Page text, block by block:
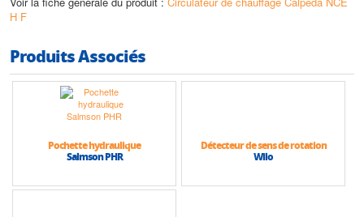
H F
Produits Associés
Pochette hydraulique
Salmson PHR
Détecteur de sens de rotation
Wilo